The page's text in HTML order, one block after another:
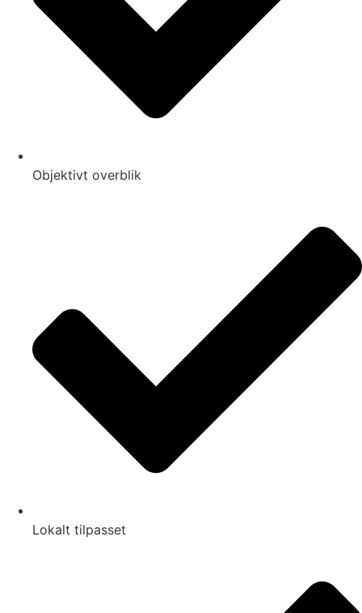
Objektivt overblik
Lokalt tilpasset